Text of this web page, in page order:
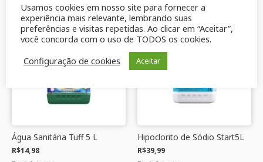
Água Sanitária Tuff 5 L
R$14,98
Hipoclorito de Sódio Start5L
R$39,99
Usamos cookies em nosso site para fornecer a
experiência mais relevante, lembrando suas
preferências e visitas repetidas. Ao clicar em “Aceitar”,
você concorda com o uso de TODOS os cookies.
Configuração de cookies
Aceitar